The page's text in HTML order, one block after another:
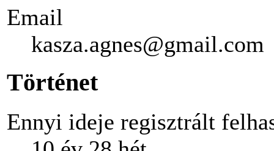
Email
kasza.agnes@gmail.com
Történet
Ennyi ideje regisztrált